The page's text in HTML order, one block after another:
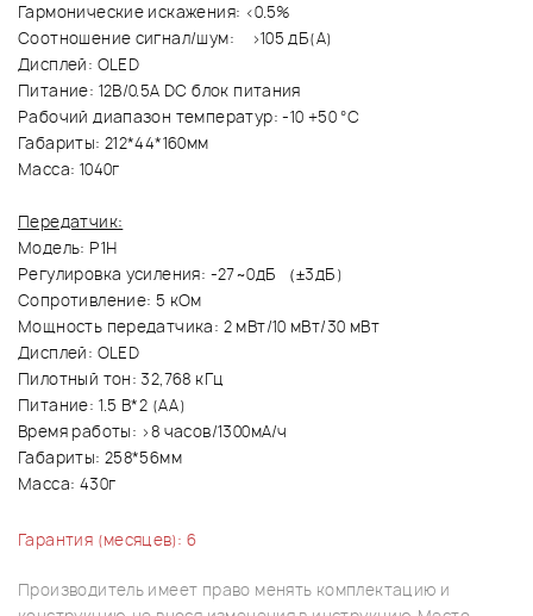
Гармонические искажения: <0.5%
Соотношение сигнал/шум: >105 дБ(А)
Дисплей: OLED
Питание: 12В/0.5А DC блок питания
Рабочий диапазон температур: -10 +50 °C
Габариты: 212*44*160мм
Масса: 1040г
Передатчик:
Модель: P1H
Регулировка усиления: -27~0дБ （±3дБ)
Сопротивление: 5 кОм
Мощность передатчика: 2 мВт/10 мВт/30 мВт
Дисплей: OLED
Пилотный тон: 32,768 кГц
Питание: 1.5 В*2 (AA)
Время работы: >8 часов/1300мА/ч
Габариты: 258*56мм
Масса: 430г
Гарантия (месяцев): 6
Производитель имеет право менять комплектацию и